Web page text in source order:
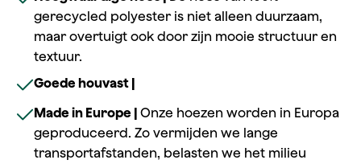
gerecycled polyester is niet alleen duurzaam,
maar overtuigt ook door zijn mooie structuur en
textuur.
Goede houvast |
Made in Europe | Onze hoezen worden in Europa
geproduceerd. Zo vermijden we lange
transportafstanden, belasten we het milieu